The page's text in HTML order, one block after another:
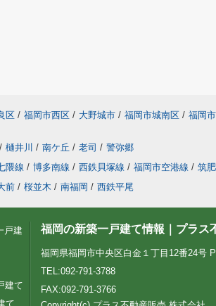
区 / 福岡市西区 / 大野城市 / 福岡市城南区 / 福岡
/ 樋井川 / 南ケ丘 / 老司 / 警弥郷
隈線 / 博多南線 / 西鉄貝塚線 / 福岡市空港線 / 筑
前 / 桜並木 / 南福岡 / 西鉄平尾
戸建
建て
て
福岡の新築一戸建て情報｜プラス
福岡県福岡市中央区白金１丁目12番24号
TEL:092-791-3788
FAX:092-791-3766